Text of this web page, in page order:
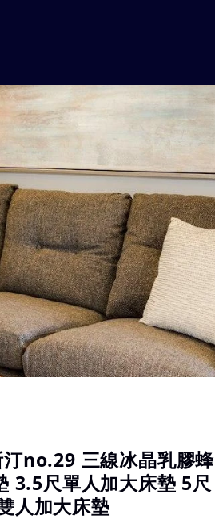
no.29 三線冰晶乳膠蜂
3.5尺單人加大床墊 5尺
人加大床墊